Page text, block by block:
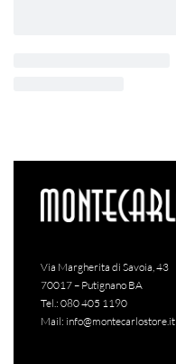
Via Margherita di Savoia, 43
70017 – Putignano BA
Tel.: 080 405 1190
Mail: info@montecarlostore.it